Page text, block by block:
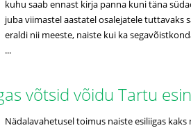
kuhu saab ennast kirja panna kuni täna
juba viimastel aastatel osalejatele tuttavaks
eraldi nii meeste, naiste kui ka
...
võtsid võidu Tartu
Nädalavahetusel toimus naiste esiliigas